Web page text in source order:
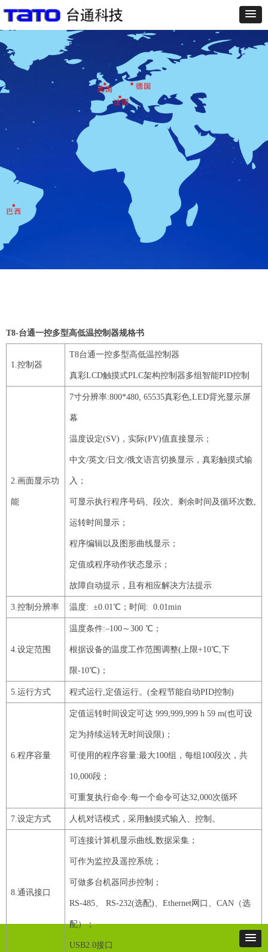
T8-台通一控多型高低温控制器规格书
1.控制器
T8台通一控多型高低温控制器
真彩LCD触摸式PLC架构控制器多组智能PID控制
2.画面显示功
能
7寸分辨率:800*480,65535真彩色,LED背光显示屏
幕
温度设定(SV)，实际(PV)值直接显示；
中文/英文/日文/俄文语言切换显示，真彩触摸式输
入；
可显示执行程序号码、段次、剩余时间及循环次数,
运转时间显示；
程序编辑以及图形曲线显示；
定值或程序动作状态显示；
故障自动提示，且有相应解决方法提示
3.控制分辨率 温度: ±0.01℃；时间:0.01min
4.设定范围
温度条件:–100 ～300 ℃；
根据设备的温度工作范围调整(上限+10℃,下
限-10℃)；
5.运行方式 程式运行,定值运行。(全程节能自动PID控制)
6.程序容量
定值运转时间设定可达 999,999,999 h 59 m(也可设
定为持续运转无时间设限)；
可使用的程序容量:最大100组，每组 100段次，共
10,000段；
可重复执行命令:每一个命令可达32,000次循环
7.设定方式 人机对话模式，采用触摸式输入、控制。
8.通讯接口
可连接计算机显示曲线,数据采集；
可作为监控及遥控系统；
可做多台机器同步控制；
RS-485、 RS-232(选配)、Ethernet网口、CAN （选
配）；
USB2.0接口